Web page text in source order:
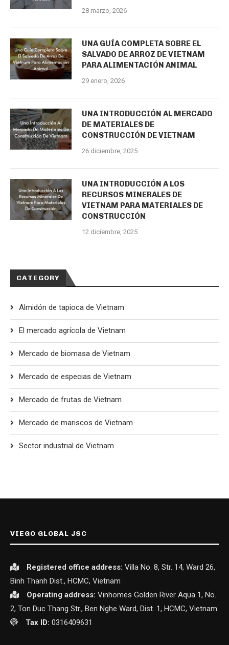
28 marzo, 2026
UNA GUÍA COMPLETA SOBRE EL
SALVADO DE ARROZ DE VIETNAM
PARA ALIMENTACIÓN ANIMAL
29 enero, 2026
UNA INTRODUCCIÓN AL MERCADO
DE MATERIALES DE
CONSTRUCCIÓN DE VIETNAM
26 diciembre, 2025
UNA INTRODUCCIÓN A LOS
RECURSOS MINERALES DE
VIETNAM PARA MATERIALES DE
CONSTRUCCIÓN
12 diciembre, 2025
CATEGORY
Almidón de tapioca de Vietnam
El mercado agrícola de Vietnam
Mercado de biomasa de Vietnam
Mercado de especias de Vietnam
Mercado de frutas de Vietnam
Mercado de mariscos de Vietnam
Sector industrial de Vietnam
VIEGO GLOBAL JSC
Registered office address: Villa No. 8, Str. 14, Ward 26,
Binh Thanh Dist., HCMC, Vietnam
Operating address: Vinhomes Golden River Aqua 1, No.
2, Ton Duc Thang Str., Ben Nghe Ward, Dist. 1, HCMC, Vietnam
Tax ID: 0316409631